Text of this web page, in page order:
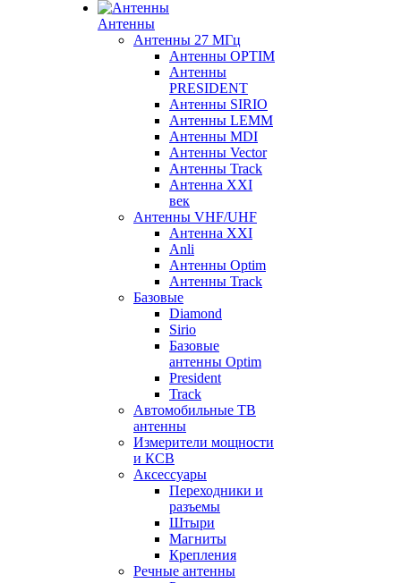
Антенны
Антенны 27 МГц
Антенны OPTIM
Антенны
PRESIDENT
Антенны SIRIO
Антенны LEMM
Антенны MDI
Антенны Vector
Антенны Track
Антенна XXI
век
Антенны VHF/UHF
Антенна XXI
Anli
Антенны Optim
Антенны Track
Базовые
Diamond
Sirio
Базовые
антенны Optim
President
Track
Автомобильные ТВ
антенны
Измерители мощности
и КСВ
Аксессуары
Переходники и
разъемы
Штыри
Магниты
Крепления
Речные антенны